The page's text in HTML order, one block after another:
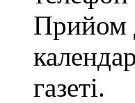
Прийом
газеті.